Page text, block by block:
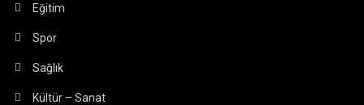
Eğitim
Spor
Sağlık
Kültür – Sanat